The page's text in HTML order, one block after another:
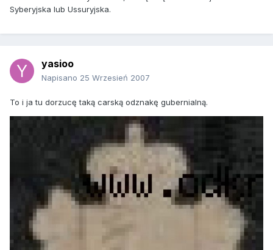
Syberyjska lub Ussuryjska.
yasioo
Napisano 25 Wrzesień 2007
To i ja tu dorzucę taką carską odznakę gubernialną.